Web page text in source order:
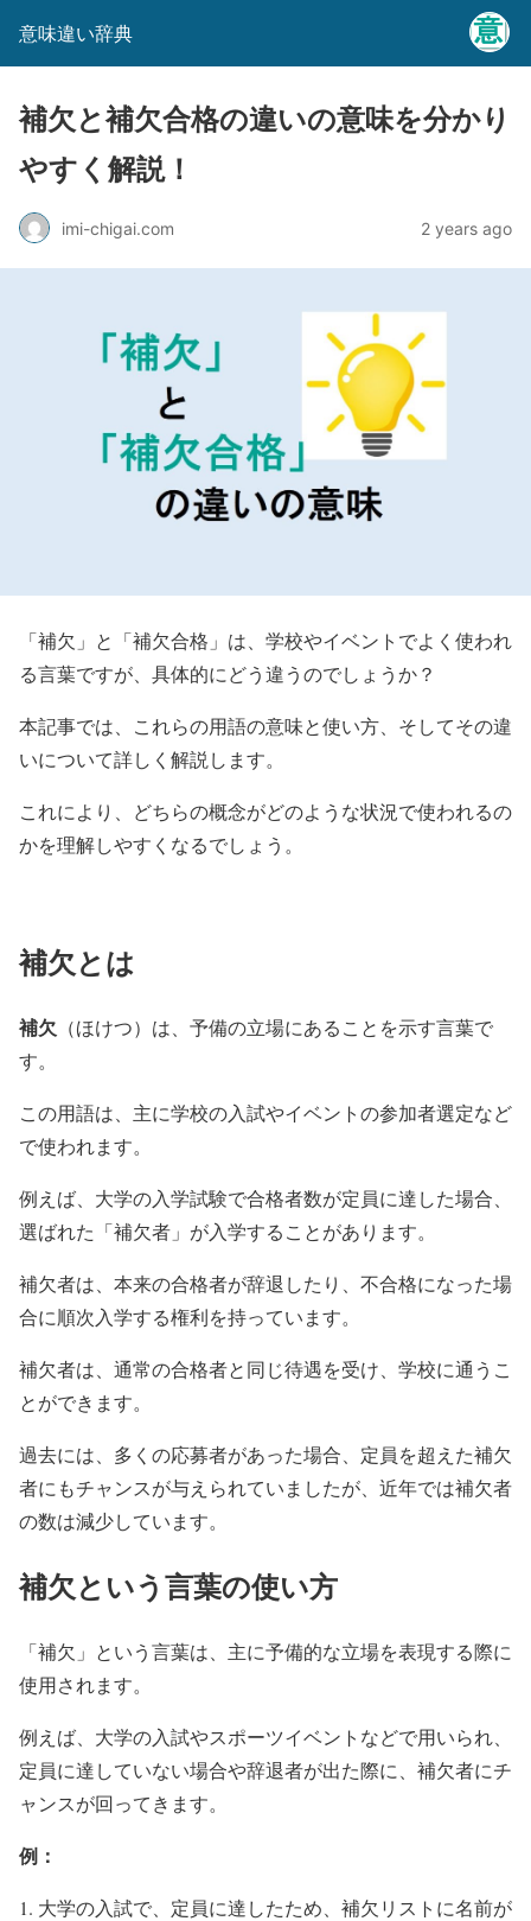
意味違い辞典
補欠と補欠合格の違いの意味を分かり
やすく解説！
imi-chigai.com 2 years ago
「補欠」と「補欠合格」は、学校やイベントでよく使われ
る言葉ですが、具体的にどう違うのでしょうか？
本記事では、これらの用語の意味と使い方、そしてその違
いについて詳しく解説します。
これにより、どちらの概念がどのような状況で使われるの
かを理解しやすくなるでしょう。
補欠とは
補欠 （ほけつ）は、予備の立場にあることを示す言葉で
す。
この用語は、主に学校の入試やイベントの参加者選定など
で使われます。
例えば、大学の入学試験で合格者数が定員に達した場合、
選ばれた「補欠者」が入学することがあります。
補欠者は、本来の合格者が辞退したり、不合格になった場
合に順次入学する権利を持っています。
補欠者は、通常の合格者と同じ待遇を受け、学校に通うこ
とができます。
過去には、多くの応募者があった場合、定員を超えた補欠
者にもチャンスが与えられていましたが、近年では補欠者
の数は減少しています。
補欠という言葉の使い方
「補欠」という言葉は、主に予備的な立場を表現する際に
使用されます。
例えば、大学の入試やスポーツイベントなどで用いられ、
定員に達していない場合や辞退者が出た際に、補欠者にチ
ャンスが回ってきます。
例：
大学の入試で、定員に達したため、補欠リストに名前が